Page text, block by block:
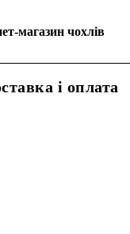
магазин чохлів
і оплата